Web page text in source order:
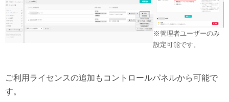
※管理者ユーザーのみ
設定可能です。
ご利用ライセンスの追加もコントロールパネルから可能で
す。